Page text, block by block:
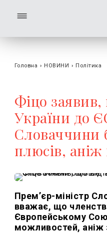
Головна › НОВИНИ › Політика
Фіцо заявив,
України до
Словаччини
плюсів, аніж
Прем’єр-міністр
вважає, що
Європейському
можливостей, аніж